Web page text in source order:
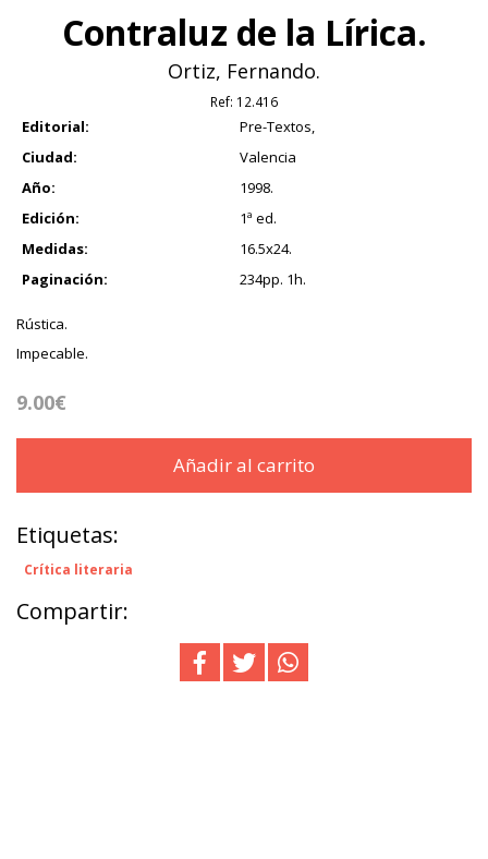
Contraluz de la Lírica.
Ortiz, Fernando.
Ref: 12.416
Editorial:
Pre-Textos,
Ciudad:
Valencia
Año:
1998.
Edición:
1ª ed.
Medidas:
16.5x24.
Paginación:
234pp. 1h.
Rústica.
Impecable.
9.00€
Añadir al carrito
Etiquetas:
Crítica literaria
Compartir: